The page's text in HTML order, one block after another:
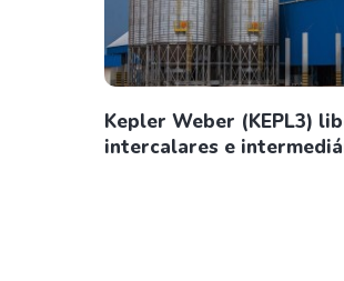
Kepler Weber (KEPL3)
intercalares e